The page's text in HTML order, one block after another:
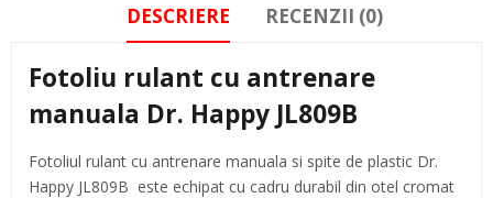
DESCRIERE RECENZII (0)
Fotoliu rulant cu antrenare
manuala Dr. Happy JL809B
Fotoliul rulant cu antrenare manuala si spite de plastic Dr.
Happy JL809B este echipat cu cadru durabil din otel cromat